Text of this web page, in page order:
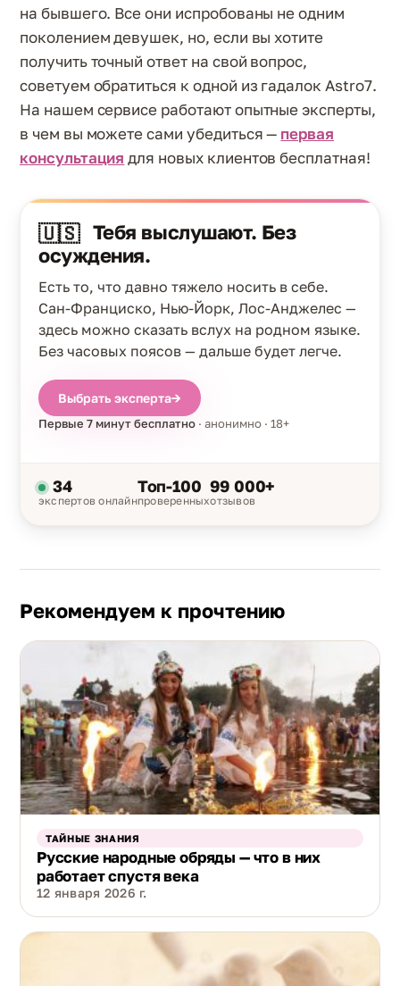
на бывшего. Все они испробованы не одним
поколением девушек, но, если вы хотите
получить точный ответ на свой вопрос,
советуем обратиться к одной из гадалок Astro7.
На нашем сервисе работают опытные эксперты,
в чем вы можете сами убедиться — первая
консультация для новых клиентов бесплатная!
🇺🇸 Тебя выслушают. Без
осуждения.
Есть то, что давно тяжело носить в себе.
Сан-Франциско, Нью-Йорк, Лос-Анджелес —
здесь можно сказать вслух на родном языке.
Без часовых поясов — дальше будет легче.
Выбрать эксперта→
Первые 7 минут бесплатно · анонимно · 18+
34
экспертов онлайн
Топ-100
проверенных
99 000+
отзывов
Рекомендуем к прочтению
ТАЙНЫЕ ЗНАНИЯ
Русские народные обряды — что в них
работает спустя века
12 января 2026 г.